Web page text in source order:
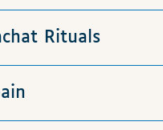
Rituals